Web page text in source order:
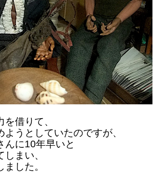
借りて、
うとしていたのですが、
んに10年早いと
まい、
した。